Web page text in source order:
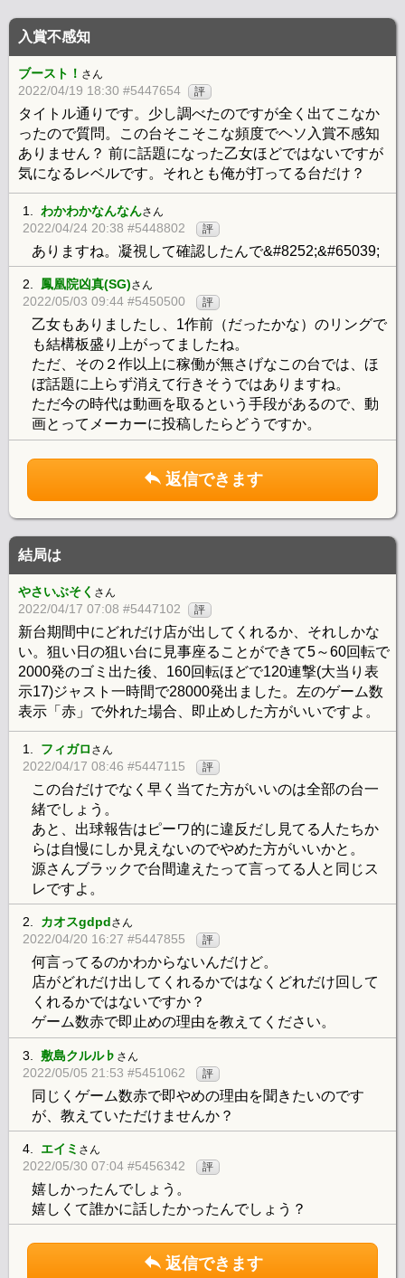
入賞不感知
ブースト！ さん
2022/04/19 18:30 #5447654 評
タイトル通りです。少し調べたのですが全く出てこなか
ったので質問。この台そこそこな頻度でヘソ入賞不感知
ありません？ 前に話題になった乙女ほどではないですが
気になるレベルです。それとも俺が打ってる台だけ？
1. わかわかなんなんさん
2022/04/24 20:38 #5448802 評
ありますね。凝視して確認したんで&#8252;&#65039;
2. 鳳凰院凶真(SG)さん
2022/05/03 09:44 #5450500 評
乙女もありましたし、1作前（だったかな）のリングで
も結構板盛り上がってましたね。
ただ、その２作以上に稼働が無さげなこの台では、ほ
ぼ話題に上らず消えて行きそうではありますね。
ただ今の時代は動画を取るという手段があるので、動
画とってメーカーに投稿したらどうですか。
返信できます
結局は
やさいぶそく さん
2022/04/17 07:08 #5447102 評
新台期間中にどれだけ店が出してくれるか、それしかな
い。狙い日の狙い台に見事座ることができて5～60回転で
2000発のゴミ出た後、160回転ほどで120連撃(大当り表
示17)ジャスト一時間で28000発出ました。左のゲーム数
表示「赤」で外れた場合、即止めした方がいいですよ。
1. フィガロ さん
2022/04/17 08:46 #5447115 評
この台だけでなく早く当てた方がいいのは全部の台一
緒でしょう。
あと、出球報告はピーワ的に違反だし見てる人たちか
らは自慢にしか見えないのでやめた方がいいかと。
源さんブラックで台間違えたって言ってる人と同じス
レですよ。
2. カオスgdpdさん
2022/04/20 16:27 #5447855 評
何言ってるのかわからないんだけど。
店がどれだけ出してくれるかではなくどれだけ回して
くれるかではないですか？
ゲーム数赤で即止めの理由を教えてください。
3. 敷島クルル♭ さん
2022/05/05 21:53 #5451062 評
同じくゲーム数赤で即やめの理由を聞きたいのです
が、教えていただけませんか？
4. エイミ さん
2022/05/30 07:04 #5456342 評
嬉しかったんでしょう。
嬉しくて誰かに話したかったんでしょう？
返信できます